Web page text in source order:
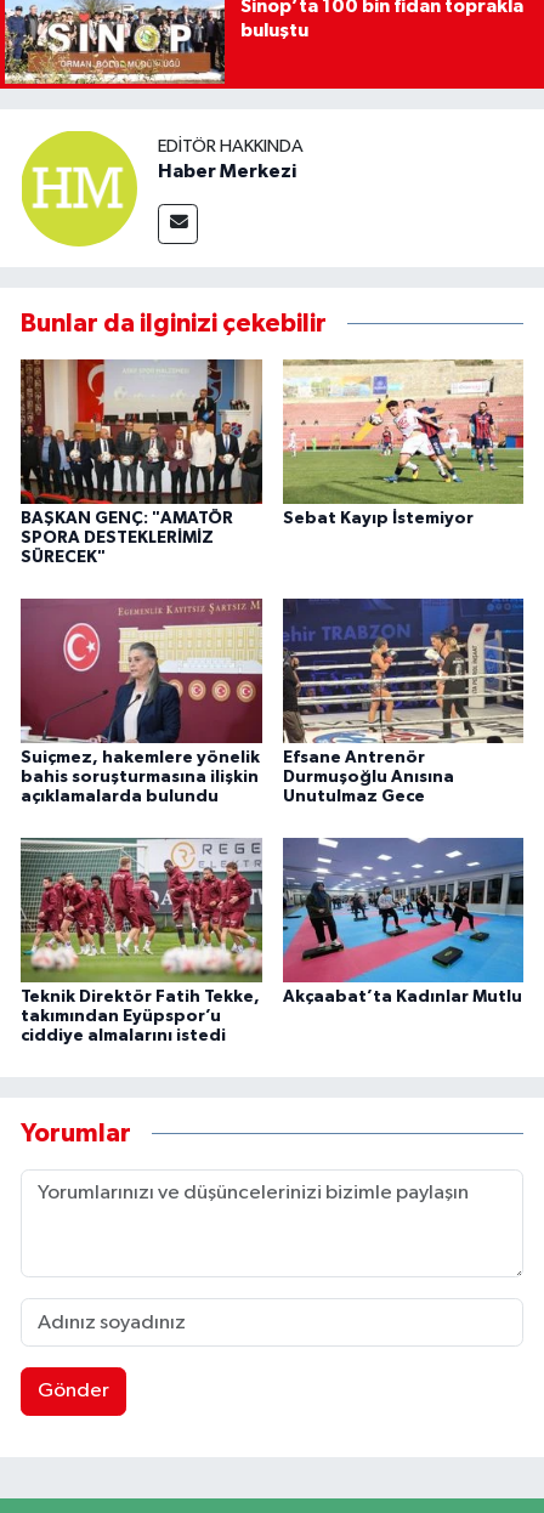
Sinop’ta 100 bin fidan toprakla
buluştu
EDITÖR HAKKINDA
Haber Merkezi
Bunlar da ilginizi çekebilir
BAŞKAN GENÇ: "AMATÖR
SPORA DESTEKLERİMİZ
SÜRECEK"
Sebat Kayıp İstemiyor
Suiçmez, hakemlere yönelik
bahis soruşturmasına ilişkin
açıklamalarda bulundu
Efsane Antrenör
Durmuşoğlu Anısına
Unutulmaz Gece
Teknik Direktör Fatih Tekke,
takımından Eyüpspor’u
ciddiye almalarını istedi
Akçaabat’ta Kadınlar Mutlu
Yorumlar
Gönder